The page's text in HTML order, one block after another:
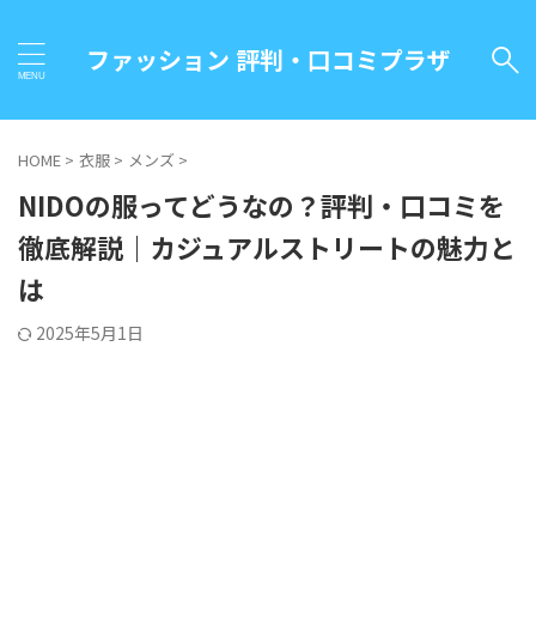
ファッション 評判・口コミプラザ
HOME > 衣服 > メンズ >
NIDOの服ってどうなの？評判・口コミを
徹底解説｜カジュアルストリートの魅力と
は
2025年5月1日